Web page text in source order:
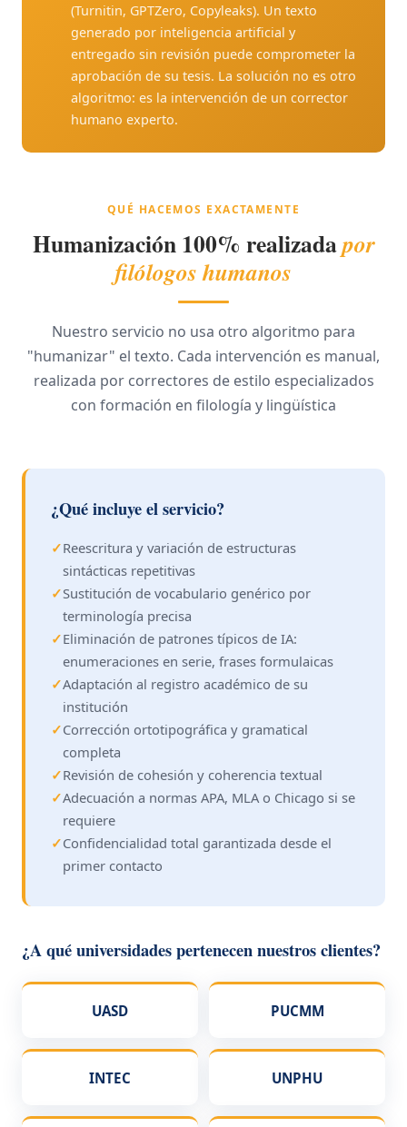
(Turnitin, GPTZero, Copyleaks). Un texto
generado por inteligencia artificial y
entregado sin revisión puede comprometer la
aprobación de su tesis. La solución no es otro
algoritmo: es la intervención de un corrector
humano experto.
QUÉ HACEMOS EXACTAMENTE
Humanización 100% realizadapor
filólogos humanos
Nuestro servicio no usa otro algoritmo para
"humanizar" el texto. Cada intervención es manual,
realizada por correctores de estilo especializados
con formación en filología y lingüística
¿Qué incluye el servicio?
✓Reescritura y variación de estructuras
sintácticas repetitivas
✓Sustitución de vocabulario genérico por
terminología precisa
✓Eliminación de patrones típicos de IA:
enumeraciones en serie, frases formulaicas
✓Adaptación al registro académico de su
institución
✓Corrección ortotipográfica y gramatical
completa
✓Revisión de cohesión y coherencia textual
✓Adecuación a normas APA, MLA o Chicago si se
requiere
✓Confidencialidad total garantizada desde el
primer contacto
¿A qué universidades pertenecen nuestros clientes?
UASD PUCMM
INTEC UNPHU